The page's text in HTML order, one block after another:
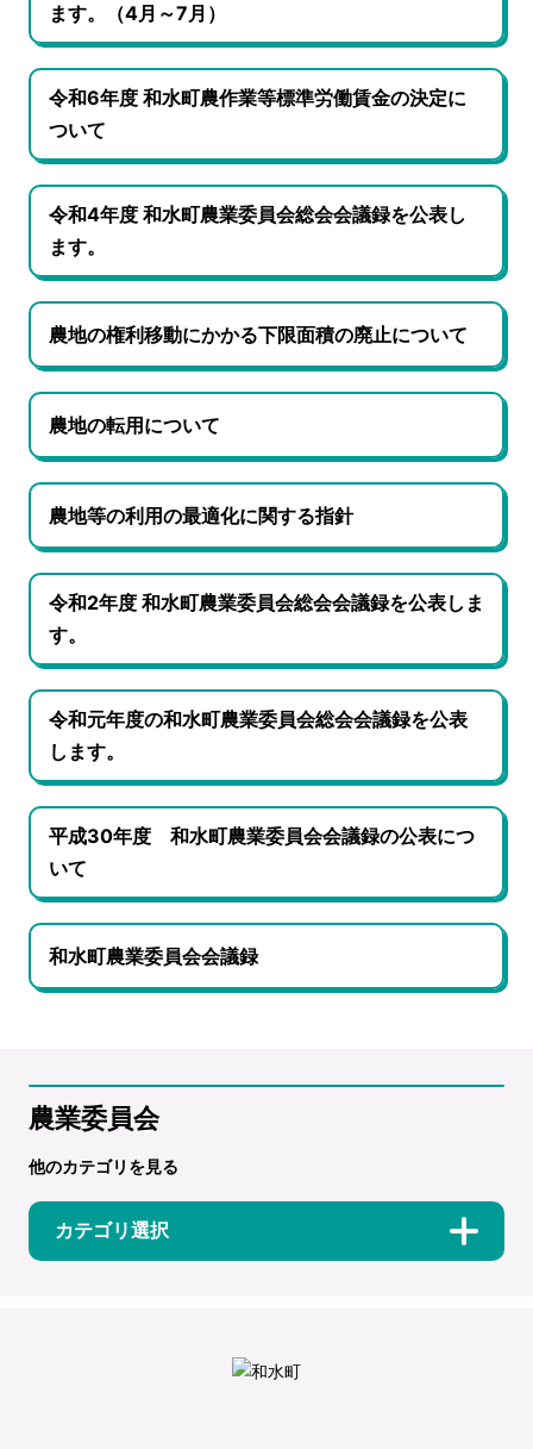
ます。（4月～7月）
令和6年度 和水町農作業等標準労働賃金の決定に
ついて
令和4年度 和水町農業委員会総会会議録を公表し
ます。
農地の権利移動にかかる下限面積の廃止について
農地の転用について
農地等の利用の最適化に関する指針
令和2年度 和水町農業委員会総会会議録を公表しま
す。
令和元年度の和水町農業委員会総会会議録を公表
します。
平成30年度 和水町農業委員会会議録の公表につ
いて
和水町農業委員会会議録
農業委員会
他のカテゴリを見る
カテゴリ選択